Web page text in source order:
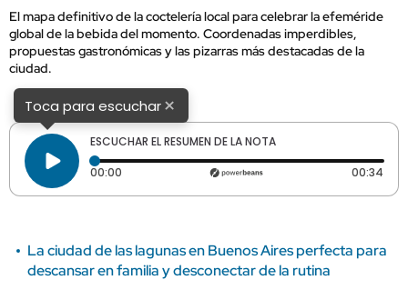
El mapa definitivo de la coctelería local para celebrar la efeméride
global de la bebida del momento. Coordenadas imperdibles,
propuestas gastronómicas y las pizarras más destacadas de la
ciudad.
Toca para escuchar×
ESCUCHAR EL RESUMEN DE LA NOTA
00:00 Tiempo transcurrido: 0 segundos 00:34
La ciudad de las lagunas en Buenos Aires perfecta para
descansar en familia y desconectar de la rutina